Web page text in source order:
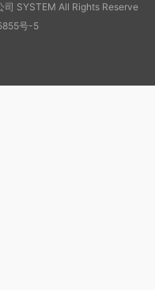
SYSTEM All Rights Reserve
号-5